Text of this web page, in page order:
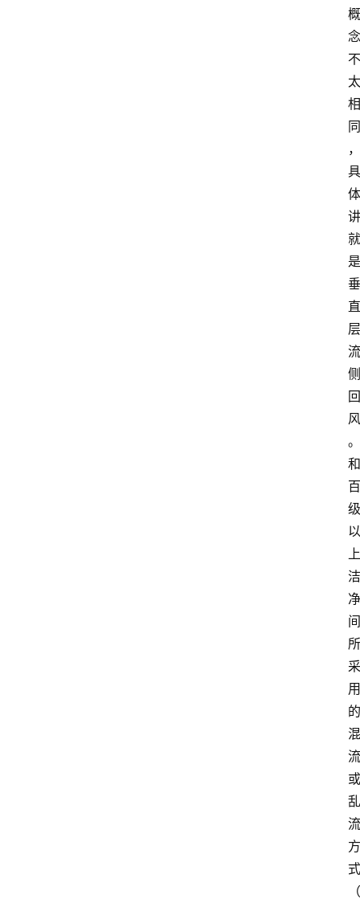
概
念
不
太
相
同
，
具
体
讲
就
是
垂
直
层
流
侧
回
风
。
和
百
级
以
上
洁
净
间
所
采
用
的
混
流
或
乱
流
方
式
（